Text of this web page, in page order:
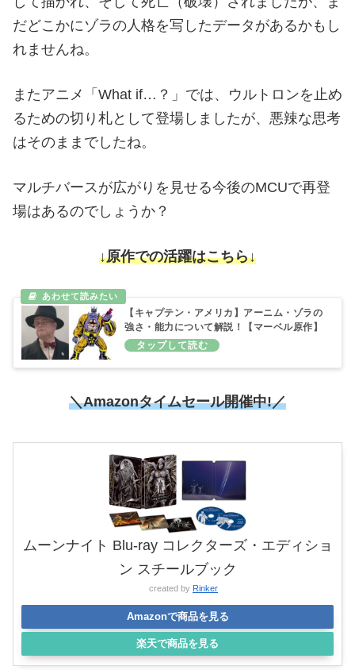
だどこかにゾラの人格を写したデータがあるかもし
れませんね。
またアニメ「What if…？」では、ウルトロンを止め
るための切り札として登場しましたが、悪辣な思考
はそのままでしたね。
マルチバースが広がりを見せる今後のMCUで再登
場はあるのでしょうか？
↓原作での活躍はこちら↓
【キャプテン・アメリカ】アーニム・ゾラの
強さ・能力について解説！【マーベル原作】
＼Amazonタイムセール開催中!／
ムーンナイト Blu-ray コレクターズ・エディショ
ン スチールブック
created by Rinker
Amazonで商品を見る
楽天で商品を見る